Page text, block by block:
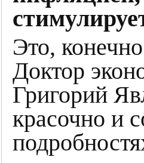
Это,
Доктор
Григорий
красочно и